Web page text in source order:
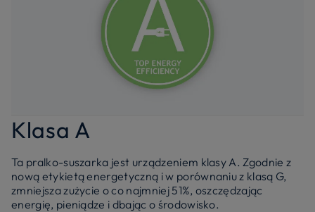
Klasa A
Ta pralko-suszarka jest urządzeniem klasy A. Zgodnie z
nową etykietą energetyczną i w porównaniu z klasą G,
zmniejsza zużycie o co najmniej 51%, oszczędzając
energię, pieniądze i dbając o środowisko.